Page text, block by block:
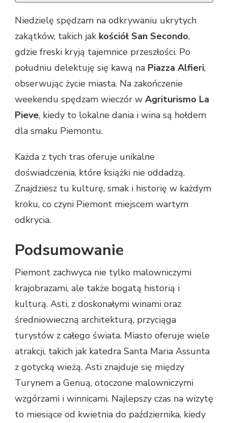
Niedzielę spędzam na odkrywaniu ukrytych
zakątków, takich jak kościół San Secondo,
gdzie freski kryją tajemnice przeszłości. Po
południu delektuję się kawą na Piazza Alfieri,
obserwując życie miasta. Na zakończenie
weekendu spędzam wieczór w Agriturismo La
Pieve, kiedy to lokalne dania i wina są hołdem
dla smaku Piemontu.
Każda z tych tras oferuje unikalne
doświadczenia, które książki nie oddadzą.
Znajdziesz tu kulturę, smak i historię w każdym
kroku, co czyni Piemont miejscem wartym
odkrycia.
Podsumowanie
Piemont zachwyca nie tylko malowniczymi
krajobrazami, ale także bogatą historią i
kulturą. Asti, z doskonałymi winami oraz
średniowieczną architekturą, przyciąga
turystów z całego świata. Miasto oferuje wiele
atrakcji, takich jak katedra Santa Maria Assunta
z gotycką wieżą. Asti znajduje się między
Turynem a Genuą, otoczone malowniczymi
wzgórzami i winnicami. Najlepszy czas na wizytę
to miesiące od kwietnia do października, kiedy